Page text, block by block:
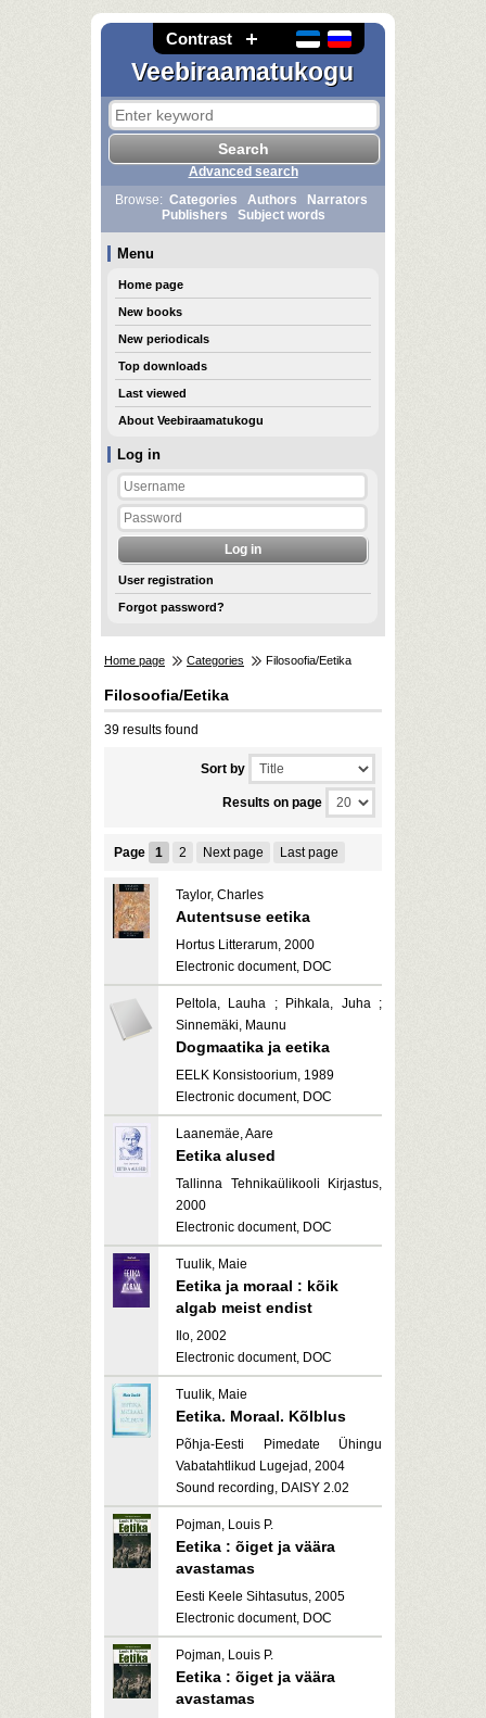
Contrast
Veebiraamatukogu
Log in
User registration
Forgot password?
Advanced search
Browse: Categories Authors
Narrators
Publishers
Subject words
Menu
Home page
New books
New periodicals
Top downloads
Last viewed
About Veebiraamatukogu
Home page Categories Filosoofia/Eetika
Filosoofia/Eetika
39 results found
Sort by
Results on page
Page 1 2 Next page Last page
Taylor, Charles
Autentsuse eetika
Hortus Litterarum, 2000
Electronic document, DOC
Peltola, Lauha ; Pihkala, Juha ;
Sinnemäki, Maunu
Dogmaatika ja eetika
EELK Konsistoorium, 1989
Electronic document, DOC
Laanemäe, Aare
Eetika alused
Tallinna Tehnikaülikooli Kirjastus,
2000
Electronic document, DOC
Tuulik, Maie
Eetika ja moraal : kõik
algab meist endist
Ilo, 2002
Electronic document, DOC
Tuulik, Maie
Eetika. Moraal. Kõlblus
Põhja-Eesti Pimedate Ühingu
Vabatahtlikud Lugejad, 2004
Sound recording, DAISY 2.02
Pojman, Louis P.
Eetika : õiget ja väära
avastamas
Eesti Keele Sihtasutus, 2005
Electronic document, DOC
Pojman, Louis P.
Eetika : õiget ja väära
avastamas